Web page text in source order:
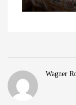
Wagner